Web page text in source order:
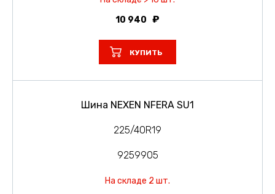
10 940
КУПИТЬ
Шина NEXEN NFERA SU1
225/40R19
9259905
На складе 2 шт.